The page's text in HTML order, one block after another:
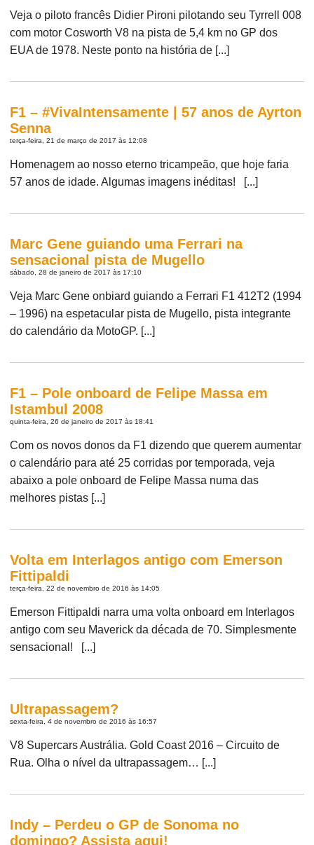
Veja o piloto francês Didier Pironi pilotando seu Tyrrell 008
com motor Cosworth V8 na pista de 5,4 km no GP dos
EUA de 1978. Neste ponto na história de [...]
F1 – #VivaIntensamente | 57 anos de Ayrton
Senna
terça-feira, 21 de março de 2017 às 12:08
Homenagem ao nosso eterno tricampeão, que hoje faria
57 anos de idade. Algumas imagens inéditas! [...]
Marc Gene guiando uma Ferrari na
sensacional pista de Mugello
sábado, 28 de janeiro de 2017 às 17:10
Veja Marc Gene onbiard guiando a Ferrari F1 412T2 (1994
– 1996) na espetacular pista de Mugello, pista integrante
do calendário da MotoGP. [...]
F1 – Pole onboard de Felipe Massa em
Istambul 2008
quinta-feira, 26 de janeiro de 2017 às 18:41
Com os novos donos da F1 dizendo que querem aumentar
o calendário para até 25 corridas por temporada, veja
abaixo a pole onboard de Felipe Massa numa das
melhores pistas [...]
Volta em Interlagos antigo com Emerson
Fittipaldi
terça-feira, 22 de novembro de 2016 às 14:05
Emerson Fittipaldi narra uma volta onboard em Interlagos
antigo com seu Maverick da década de 70. Simplesmente
sensacional! [...]
Ultrapassagem?
sexta-feira, 4 de novembro de 2016 às 16:57
V8 Supercars Austrália. Gold Coast 2016 – Circuito de
Rua. Olha o nível da ultrapassagem… [...]
Indy – Perdeu o GP de Sonoma no
domingo? Assista aqui!